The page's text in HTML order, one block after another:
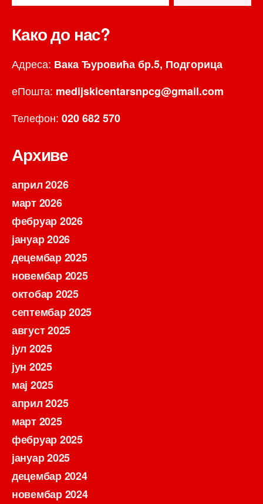
Како до нас?
Адреса: Вака Ђуровића бр.5, Подгорица
еПошта: medijskicentarsnpcg@gmail.com
Телефон: 020 682 570
Архиве
април 2026
март 2026
фебруар 2026
јануар 2026
децембар 2025
новембар 2025
октобар 2025
септембар 2025
август 2025
јул 2025
јун 2025
мај 2025
април 2025
март 2025
фебруар 2025
јануар 2025
децембар 2024
новембар 2024